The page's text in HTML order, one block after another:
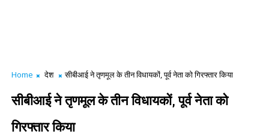
Home देश सीबीआई ने तृणमूल के तीन विधायकों, पूर्व नेता को गिरफ्तार किया
सीबीआई ने तृणमूल के तीन विधायकों, पूर्व नेता को
गिरफ्तार किया